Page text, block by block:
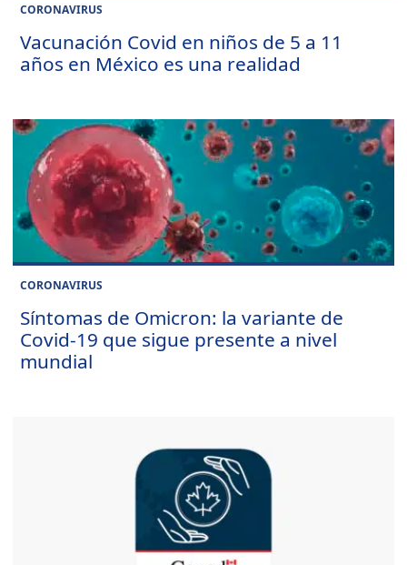
CORONAVIRUS
Vacunación Covid en niños de 5 a 11
años en México es una realidad
CORONAVIRUS
Síntomas de Omicron: la variante de
Covid-19 que sigue presente a nivel
mundial